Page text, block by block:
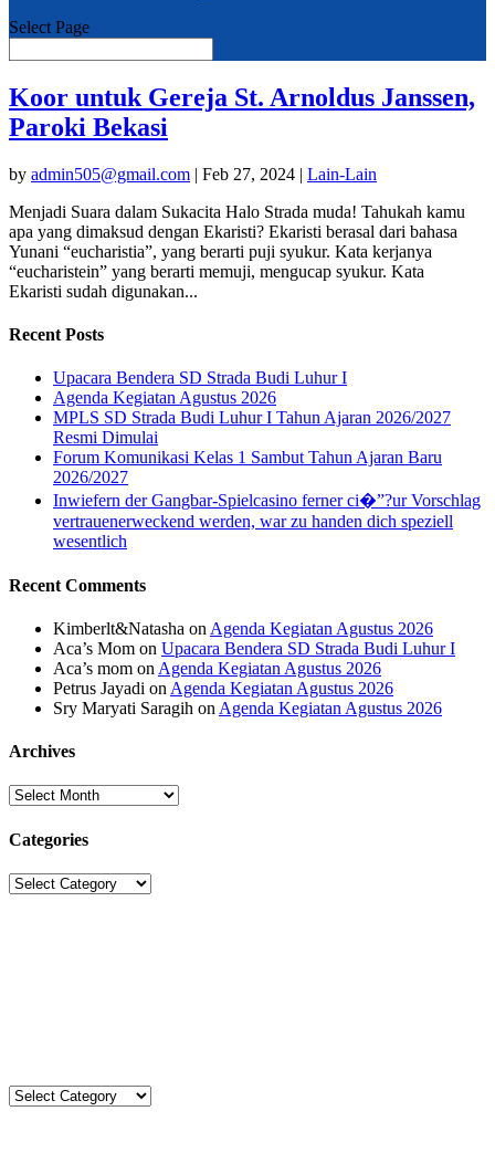
Select Page
Koor untuk Gereja St. Arnoldus Janssen,
Paroki Bekasi
by admin505@gmail.com | Feb 27, 2024 | Lain-Lain
Menjadi Suara dalam Sukacita Halo Strada muda! Tahukah kamu
apa yang dimaksud dengan Ekaristi? Ekaristi berasal dari bahasa
Yunani “eucharistia”, yang berarti puji syukur. Kata kerjanya
“eucharistein” yang berarti memuji, mengucap syukur. Kata
Ekaristi sudah digunakan...
Recent Posts
Upacara Bendera SD Strada Budi Luhur I
Agenda Kegiatan Agustus 2026
MPLS SD Strada Budi Luhur I Tahun Ajaran 2026/2027
Resmi Dimulai
Forum Komunikasi Kelas 1 Sambut Tahun Ajaran Baru
2026/2027
Inwiefern der Gangbar-Spielcasino ferner ci�”?ur Vorschlag
vertrauenerweckend werden, war zu handen dich speziell
wesentlich
Recent Comments
Kimberlt&Natasha on Agenda Kegiatan Agustus 2026
Aca’s Mom on Upacara Bendera SD Strada Budi Luhur I
Aca’s mom on Agenda Kegiatan Agustus 2026
Petrus Jayadi on Agenda Kegiatan Agustus 2026
Sry Maryati Saragih on Agenda Kegiatan Agustus 2026
Archives
Archives
Categories
Categories
Kategori